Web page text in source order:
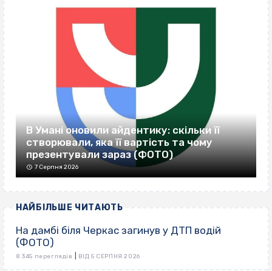
В Умані оновили айдентику: скільки її
створювали, яка її вартість та чому
презентували зараз (ФОТО)
7 Серпня 2026
НАЙБІЛЬШЕ ЧИТАЮТЬ
На дамбі біля Черкас загинув у ДТП водій
(ФОТО)
8 345 переглядів ВІД 5 СЕРПНЯ 2026